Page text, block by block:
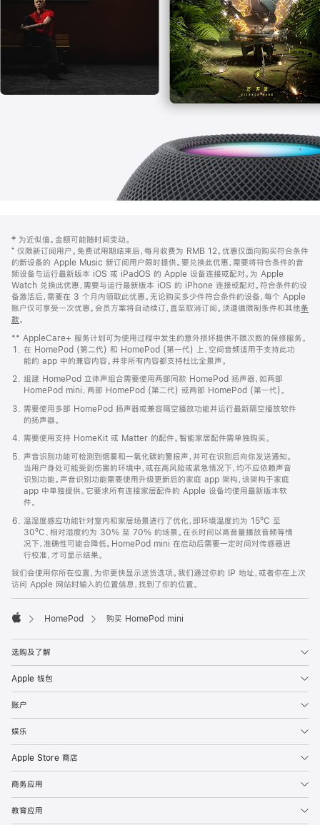
页
页
脚
注
‡ 为近似值。金额可能随时间变动。
⁺ 仅限新订阅用户。免费试用期结束后，每月收费为 RMB 12。优惠仅面向购买符合条件
的新设备的 Apple Music 新订阅用户限时提供。要兑换此优惠，需要将符合条件的音
频设备与运行最新版本 iOS 或 iPadOS 的 Apple 设备连接或配对。为 Apple
Watch 兑换此优惠，需要与运行最新版本 iOS 的 iPhone 连接或配对。符合条件的设
备激活后，需要在 3 个月内领取此优惠。无论购买多少件符合条件的设备，每个 Apple
账户仅可享受一次优惠。会员方案将自动续订，直至取消订阅。须遵循限制条件和其他条
款。
窗
口
中
打
开)
** AppleCare+ 服务计划可为使用过程中发生的意外损坏提供不限次数的保修服务。
在 HomePod (第二代) 和 HomePod (第一代) 上，空间音频适用于支持此功
能的 app 中的兼容内容。并非所有内容都支持杜比全景声。
组建 HomePod 立体声组合需要使用两部同款 HomePod 扬声器，如两部
HomePod mini、两部 HomePod (第二代) 或两部 HomePod (第一代)。
需要使用多部 HomePod 扬声器或兼容隔空播放功能并运行最新隔空播放软件
的扬声器。
需要使用支持 HomeKit 或 Matter 的配件。智能家居配件需单独购买。
声音识别功能可检测到烟雾和一氧化碳的警报声，并可在识别后向你发送通知。
当用户身处可能受到伤害的环境中，或在高风险或紧急情况下，均不应依赖声音
识别功能。声音识别功能需要使用升级更新后的家庭 app 架构，该架构于家庭
app 中单独提供。它要求所有连接家居配件的 Apple 设备均使用最新版本软
件。
温湿度感应功能针对室内和家居场景进行了优化，即环境温度约为 15ºC 至
30ºC、相对湿度约为 30% 至 70% 的场景。在长时间以高音量播放音频等情
况下，准确性可能会降低。HomePod mini 在启动后需要一定时间对传感器进
行校准，才可显示结果。
我们会使用你所在位置，为你更快显示送货选项。我们通过你的 IP 地址，或者你在上次
访问 Apple 网站时输入的位置信息，找到了你的位置。
HomePod 购买 HomePod mini
选购及了解
Apple 钱包
账户
娱乐
Apple Store 商店
商务应用
教育应用